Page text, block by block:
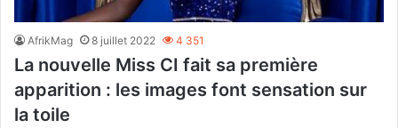
AfrikMag 8 juillet 2022 4 351
La nouvelle Miss CI fait sa première
apparition : les images font sensation sur
la toile